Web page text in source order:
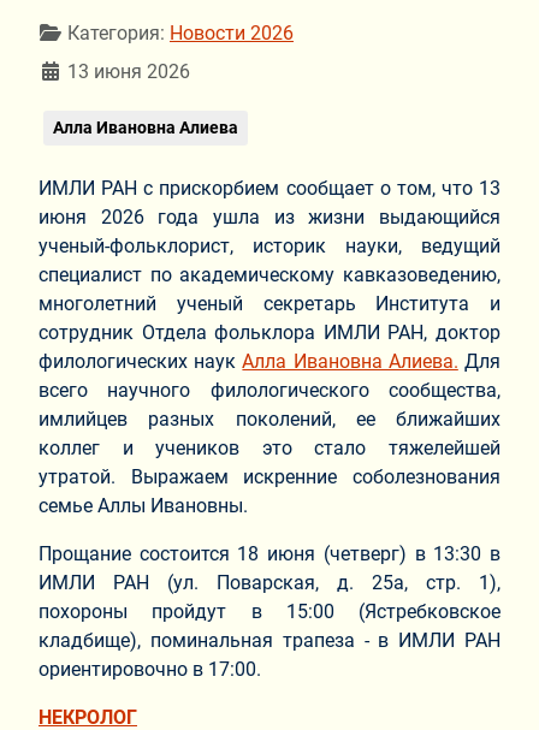
Информация о материале
Категория: Новости 2026
13 июня 2026
Алла Ивановна Алиева
ИМЛИ РАН с прискорбием сообщает о том, что 13
июня 2026 года ушла из жизни выдающийся
ученый-фольклорист, историк науки, ведущий
специалист по академическому кавказоведению,
многолетний ученый секретарь Института и
сотрудник Отдела фольклора ИМЛИ РАН, доктор
филологических наукАлла Ивановна Алиева. Для
всего научного филологического сообщества,
имлийцев разных поколений, ее ближайших
коллег и учеников это стало тяжелейшей
утратой. Выражаем искренние соболезнования
семье Аллы Ивановны.
Прощание состоится 18 июня (четверг) в 13:30 в
ИМЛИ РАН (ул. Поварская, д. 25а, стр. 1),
похороны пройдут в 15:00 (Ястребковское
кладбище), поминальная трапеза - в ИМЛИ РАН
ориентировочно в 17:00.
НЕКРОЛОГ